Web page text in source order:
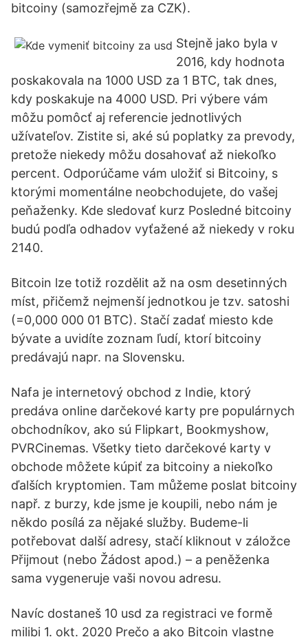
bitcoiny (samozřejmě za CZK).
Stejně jako byla v
2016, kdy hodnota
poskakovala na 1000 USD za 1 BTC, tak dnes,
kdy poskakuje na 4000 USD. Pri výbere vám
môžu pomôcť aj referencie jednotlivých
užívateľov. Zistite si, aké sú poplatky za prevody,
pretože niekedy môžu dosahovať až niekoľko
percent. Odporúčame vám uložiť si Bitcoiny, s
ktorými momentálne neobchodujete, do vašej
peňaženky. Kde sledovať kurz Posledné bitcoiny
budú podľa odhadov vyťažené až niekedy v roku
2140.
Bitcoin lze totiž rozdělit až na osm desetinných
míst, přičemž nejmenší jednotkou je tzv. satoshi
(=0,000 000 01 BTC). Stačí zadať miesto kde
bývate a uvidíte zoznam ľudí, ktorí bitcoiny
predávajú napr. na Slovensku.
Nafa je internetový obchod z Indie, ktorý
predáva online darčekové karty pre populárnych
obchodníkov, ako sú Flipkart, Bookmyshow,
PVRCinemas. Všetky tieto darčekové karty v
obchode môžete kúpiť za bitcoiny a niekoľko
ďalších kryptomien. Tam můžeme poslat bitcoiny
např. z burzy, kde jsme je koupili, nebo nám je
někdo posílá za nějaké služby. Budeme-li
potřebovat další adresy, stačí kliknout v záložce
Přijmout (nebo Žádost apod.) – a peněženka
sama vygeneruje vaši novou adresu.
Navíc dostaneš 10 usd za registraci ve formě
milibi 1. okt. 2020 Prečo a ako Bitcoin vlastne